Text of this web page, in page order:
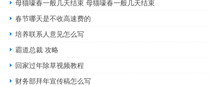
母猫嚎春一般几天结束 母猫嚎春一般几天结束
春节哪天是不收高速费的
培养联系人意见怎么写
霸道总裁 攻略
回家过年除草视频教程
财务部拜年宣传稿怎么写